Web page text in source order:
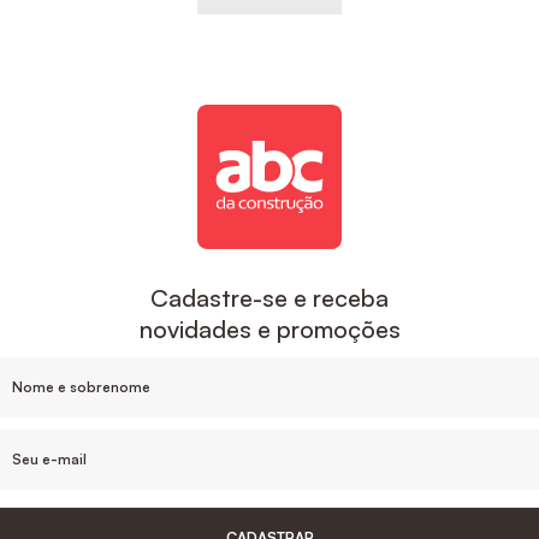
Cadastre-se e receba
novidades e promoções